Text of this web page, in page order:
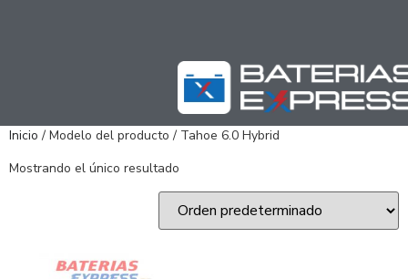
Inicio / Modelo del producto / Tahoe 6.0 Hybrid
Mostrando el único resultado